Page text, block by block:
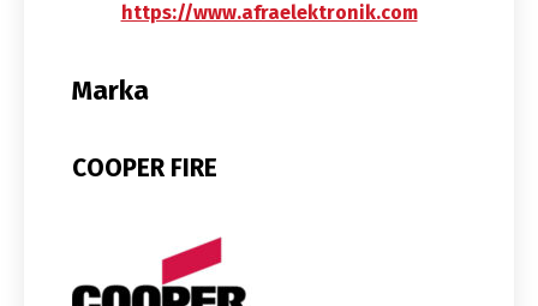
https://www.afraelektronik.com
Marka
COOPER FIRE